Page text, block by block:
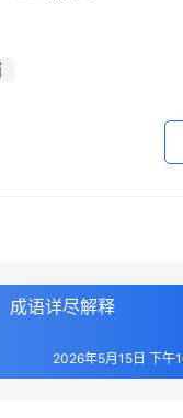
成语详尽解释
2026年5月15日 下午